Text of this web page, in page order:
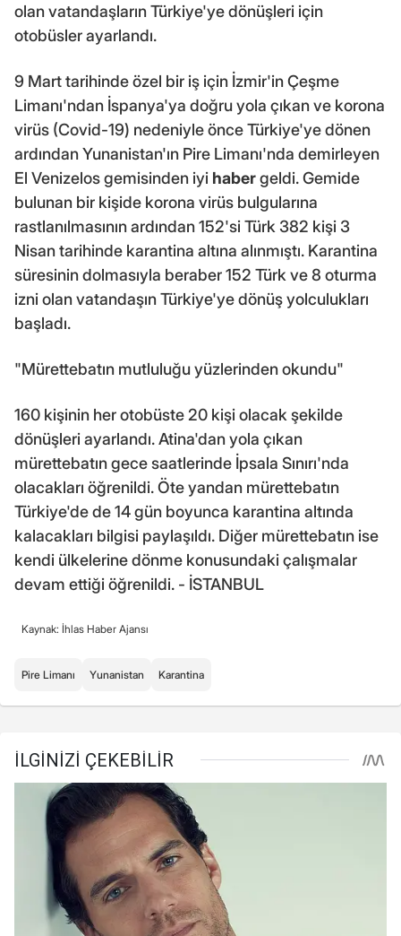
olan vatandaşların Türkiye'ye dönüşleri için
otobüsler ayarlandı.
9 Mart tarihinde özel bir iş için İzmir'in Çeşme
Limanı'ndan İspanya'ya doğru yola çıkan ve korona
virüs (Covid-19) nedeniyle önce Türkiye'ye dönen
ardından Yunanistan'ın Pire Limanı'nda demirleyen
El Venizelos gemisinden iyi habergeldi. Gemide
bulunan bir kişide korona virüs bulgularına
rastlanılmasının ardından 152'si Türk 382 kişi 3
Nisan tarihinde karantina altına alınmıştı. Karantina
süresinin dolmasıyla beraber 152 Türk ve 8 oturma
izni olan vatandaşın Türkiye'ye dönüş yolculukları
başladı.
"Mürettebatın mutluluğu yüzlerinden okundu"
160 kişinin her otobüste 20 kişi olacak şekilde
dönüşleri ayarlandı. Atina'dan yola çıkan
mürettebatın gece saatlerinde İpsala Sınırı'nda
olacakları öğrenildi. Öte yandan mürettebatın
Türkiye'de de 14 gün boyunca karantina altında
kalacakları bilgisi paylaşıldı. Diğer mürettebatın ise
kendi ülkelerine dönme konusundaki çalışmalar
devam ettiği öğrenildi. - İSTANBUL
Kaynak: İhlas Haber Ajansı
Pire Limanı Yunanistan Karantina